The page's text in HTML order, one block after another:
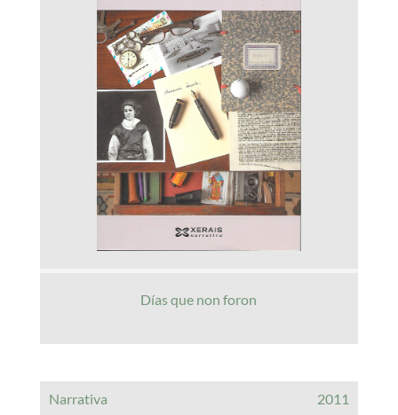
Días que non foron
Narrativa 2011